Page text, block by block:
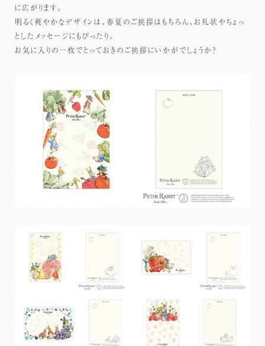
に広がります。
明るく爽やかなデザインは、春夏のご挨拶はもちろん、お礼状やちょっ
としたメッセージにもぴったり。
お気に入りの一枚でとっておきのご挨拶にいかがでしょうか？